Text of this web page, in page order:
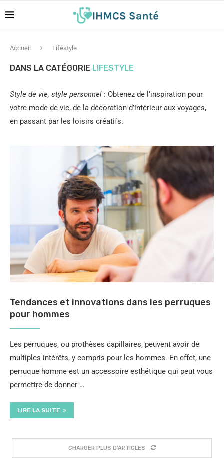
Accueil Lifestyle
DANS LA CATÉGORIE LIFESTYLE
Style de vie, style personnel : Obtenez de l’inspiration pour
votre mode de vie, de la décoration d’intérieur aux voyages,
en passant par les loisirs créatifs.
Tendances et innovations dans les perruques
pour hommes
Les perruques, ou prothèses capillaires, peuvent avoir de
multiples intérêts, y compris pour les hommes. En effet, une
perruque homme est un accessoire esthétique qui peut vous
permettre de donner …
LIRE LA SUITE
CHARGER PLUS D'ARTICLES